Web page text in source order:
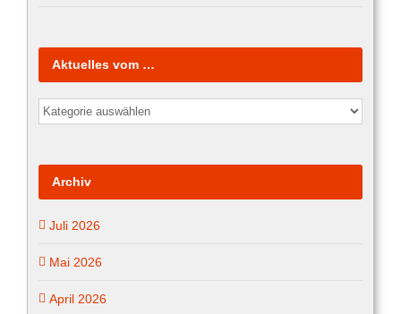
Aktuelles vom …
Aktuelles
vom
Archiv
Juli 2026
Mai 2026
April 2026